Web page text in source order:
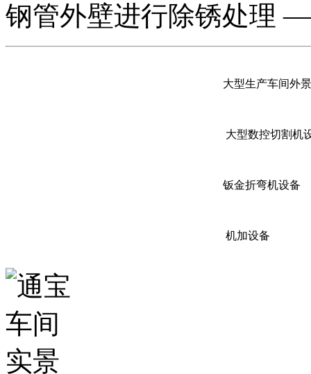
钢管外壁进行除锈处理
大型生产车间外
大型数控切割机
钣金折弯机设备
机加设备